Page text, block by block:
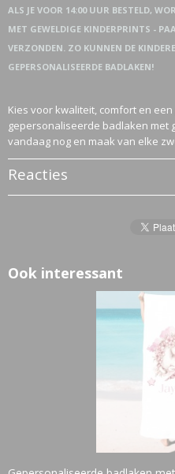
ALS JE VOOR 14:00 UUR BESTELD,
MET GEWELDIGE KINDERPRINTS -
VERZONDEN. ZO KUNNEN DE
GEPERSONALISEERDE BADLAKEN!
Kies voor kwaliteit, comfort en
gepersonaliseerde badlaken met
vandaag nog en maak van elke
Reacties
Ook interessant